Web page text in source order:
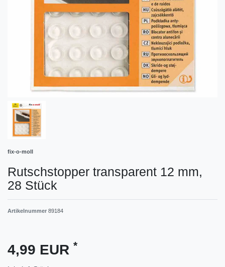
fix-o-moll
Rutschstopper transparent 12 mm,
28 Stück
Artikelnummer 89184
4,99 EUR *